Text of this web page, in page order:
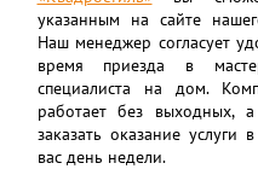
указанным на сайте
Наш менеджер согласует
время приезда в
специалиста на дом.
работает без выходных,
заказать оказание
вас день недели.